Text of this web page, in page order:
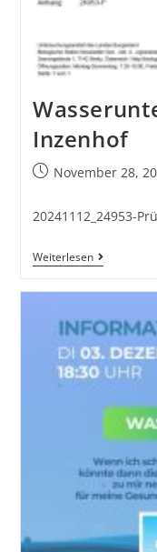
Inzenhof
November 28,
20241112_24953-
Weiterlesen